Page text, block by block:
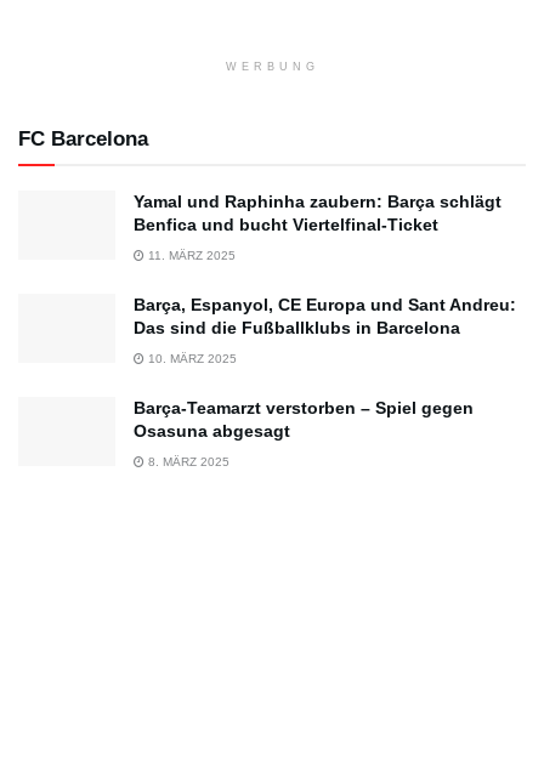
WERBUNG
FC Barcelona
Yamal und Raphinha zaubern: Barça schlägt
Benfica und bucht Viertelfinal-Ticket
11. MÄRZ 2025
Barça, Espanyol, CE Europa und Sant Andreu:
Das sind die Fußballklubs in Barcelona
10. MÄRZ 2025
Barça-Teamarzt verstorben – Spiel gegen
Osasuna abgesagt
8. MÄRZ 2025